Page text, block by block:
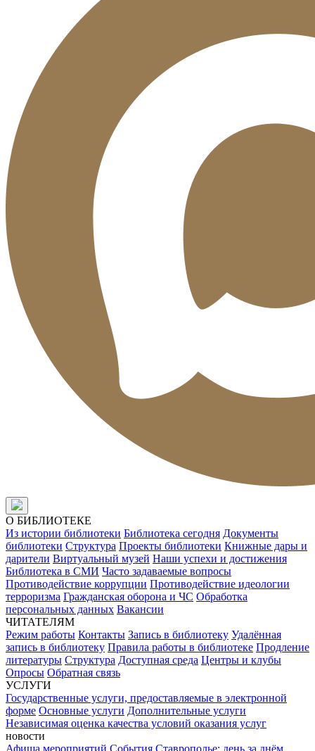
О БИБЛИОТЕКЕ
Из истории библиотеки Библиотека сегодня Документы
библиотеки Структура Проекты библиотеки Книжные дары и
дарители Виртуальный музей Наши успехи и достижения
Библиотека в СМИ Часто задаваемые вопросы
Противодействие коррупции Противодействие идеологии
терроризма Гражданская оборона и ЧС Обработка
персональных данных Вакансии
ЧИТАТЕЛЯМ
Режим работы Контакты Запись в библиотеку Удалённая
запись в библиотеку Правила работы в библиотеке Продление
литературы Структура Доступная среда Центры и клубы
Опросы Обратная связь
УСЛУГИ
Государственные услуги, предоставляемые в электронной
форме Основные услуги Дополнительные услуги
Независимая оценка качества условий оказания услуг
новости
Афиша мероприятий События Ставрополье: день за днём